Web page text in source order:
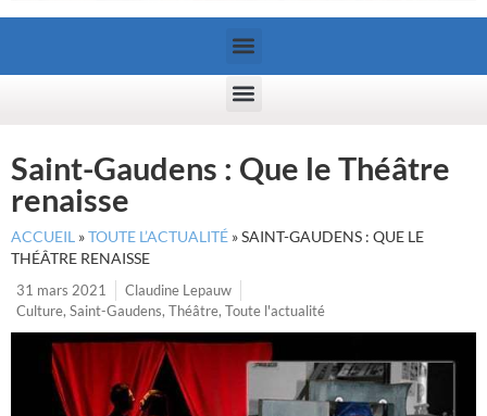
Saint-Gaudens : Que le Théâtre
renaisse
ACCUEIL »TOUTE L’ACTUALITÉ »SAINT-GAUDENS : QUE LE
THÉÂTRE RENAISSE
31 mars 2021
Claudine Lepauw
Culture, Saint-Gaudens, Théâtre, Toute l'actualité